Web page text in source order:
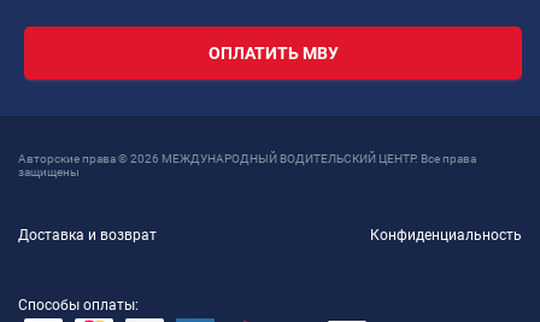
ОПЛАТИТЬ МВУ
Авторские права © 2026 МЕЖДУНАРОДНЫЙ ВОДИТЕЛЬСКИЙ ЦЕНТР. Все права
защищены
Доставка и возврат Конфиденциальность
Способы оплаты: